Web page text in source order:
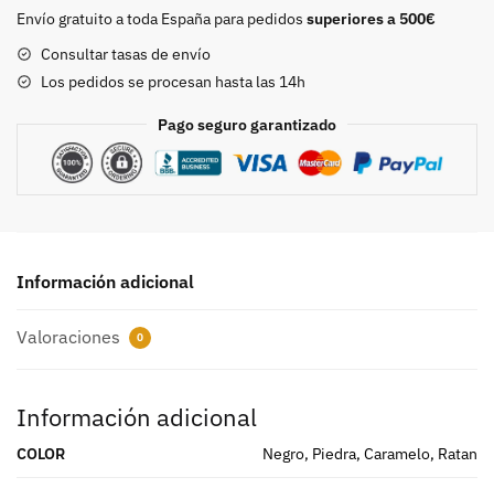
cantidad
Envío gratuito a toda España para pedidos superiores a 500€
Consultar tasas de envío
Los pedidos se procesan hasta las 14h
Pago seguro garantizado
Información adicional
Valoraciones 0
Información adicional
COLOR Negro, Piedra, Caramelo, Ratan